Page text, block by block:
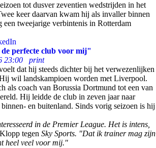
tot dusver zeventien wedstrijden in het
keer daarvan kwam hij als invaller binnen
tweejarige verbintenis in Rotterdam
perfecte club voor mij"
23:00
print
dat hij steeds dichter bij het verwezenlijken
wil landskampioen worden met Liverpool.
als coach van Borussia Dortmund tot een van
Hij leidde de club in zeven jaar naar
binnen- en buitenland. Sinds vorig seizoen is hij
in de Premier League. Het is intens,
tegen Sky Sports. "Dat ik trainer mag zijn
heel veel voor mij."